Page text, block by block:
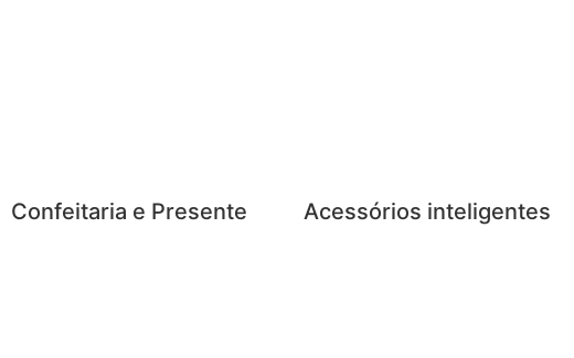
Confeitaria e Presente Acessórios inteligentes